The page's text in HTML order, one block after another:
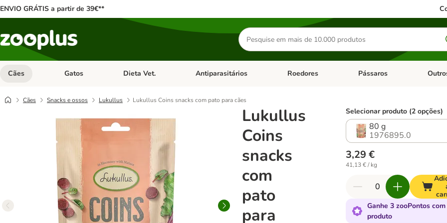
ENVIO GRÁTIS a partir de 39€**
Pesquisar
produtos
Cães Abrir menu de categoria: Cães
Gatos Abrir menu de categoria: Gatos
Dieta Vet. Abrir menu de categoria: Dieta Vet.
Antiparasitários Abrir menu de categoria: Antiparasitários
Roedores Abrir menu de categoria:
Pássaros Abrir
Cães Snacks e ossos Lukullus Lukullus Coins snacks com pato para cães
Lukullus
Coins
snacks
com
pato
para
Selecionar produto (2 opções)
80 g
1976895.0
3,29 €
41,13 € / kg
Ganhe 3 zooPontos
produto